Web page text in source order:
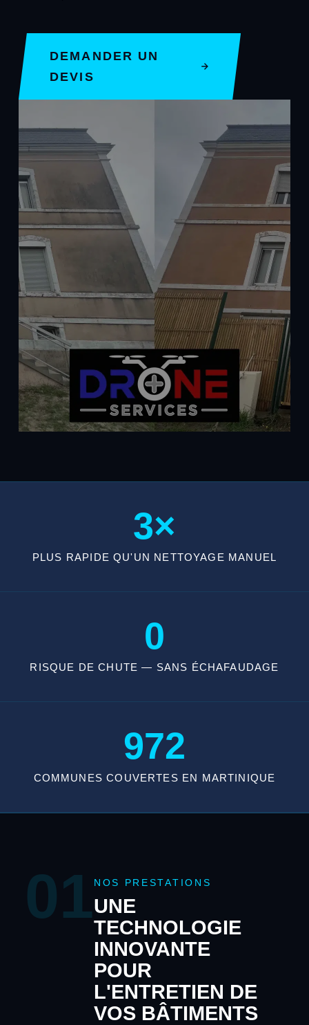
DEMANDER UN
DEVIS
3×
PLUS RAPIDE QU'UN NETTOYAGE MANUEL
0
RISQUE DE CHUTE — SANS ÉCHAFAUDAGE
972
COMMUNES COUVERTES EN MARTINIQUE
01 NOS PRESTATIONS
UNE
TECHNOLOGIE
INNOVANTE
POUR
L'ENTRETIEN DE
VOS BÂTIMENTS